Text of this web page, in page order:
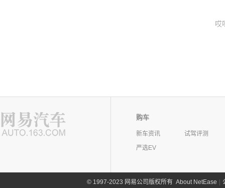
哎
购车
新车资讯
试驾评测
严选EV
©1997-2023 网易公司版权所有 About NetEase